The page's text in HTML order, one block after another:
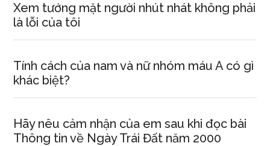
Xem tướng mặt người nhút nhát không phải
là lỗi của tôi
Tính cách của nam và nữ nhóm máu A có gì
khác biệt?
Hãy nêu cảm nhận của em sau khi đọc bài
Thông tin về Ngày Trái Đất năm 2000